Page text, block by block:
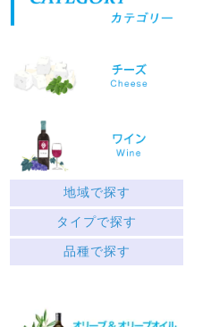
地域で探す
ギリシャ北部
中央ギリシャ
ペロポネソス半島とイオニ
ア諸島
タイプで探す
赤
├ミディアムボディ
├リッチ
品種で探す
サヴァティアノ